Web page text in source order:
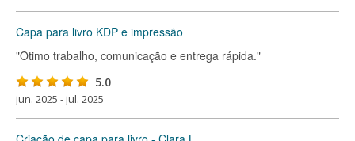
Capa para livro KDP e impressão
"Otimo trabalho, comunicação e entrega rápida."
5.0
jun. 2025 - jul. 2025